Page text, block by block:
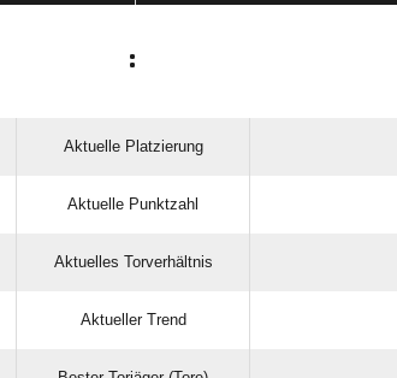
:
Aktuelle Platzierung
Aktuelle Punktzahl
Aktuelles Torverhältnis
Aktueller Trend